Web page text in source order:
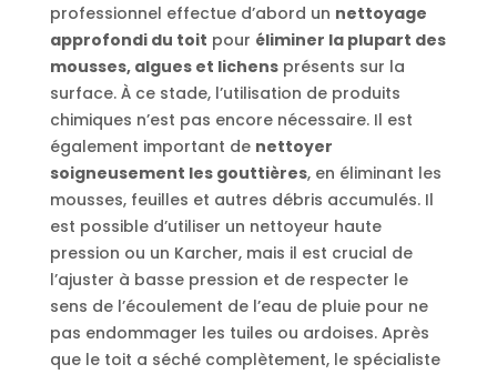
professionnel effectue d’abord un nettoyage
approfondi du toit pour éliminer la plupart des
mousses, algues et lichensprésents sur la
surface. À ce stade, l’utilisation de produits
chimiques n’est pas encore nécessaire. Il est
également important de nettoyer
soigneusement les gouttières, en éliminant les
mousses, feuilles et autres débris accumulés. Il
est possible d’utiliser un nettoyeur haute
pression ou un Karcher, mais il est crucial de
l’ajuster à basse pression et de respecter le
sens de l’écoulement de l’eau de pluie pour ne
pas endommager les tuiles ou ardoises. Après
que le toit a séché complètement, le spécialiste